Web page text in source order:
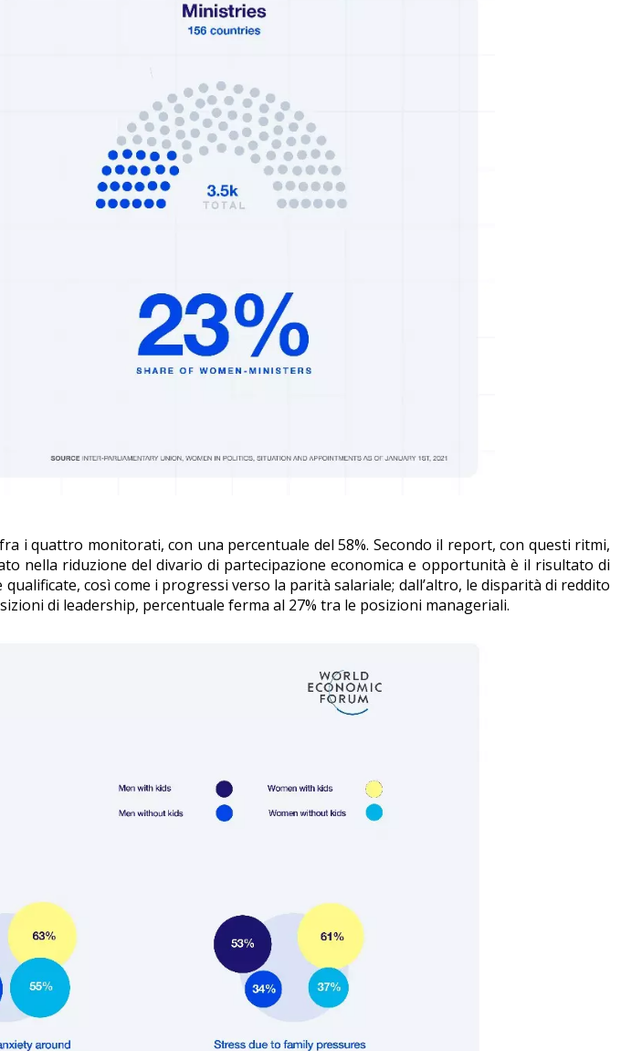
i quattro monitorati, con una percentuale del 58%. Secondo il report, con questi ritmi,
nella riduzione del divario di partecipazione economica e opportunità è il risultato di
così come i progressi verso la parità salariale; dall’altro, le disparità di reddito
di leadership, percentuale ferma al 27% tra le posizioni manageriali.